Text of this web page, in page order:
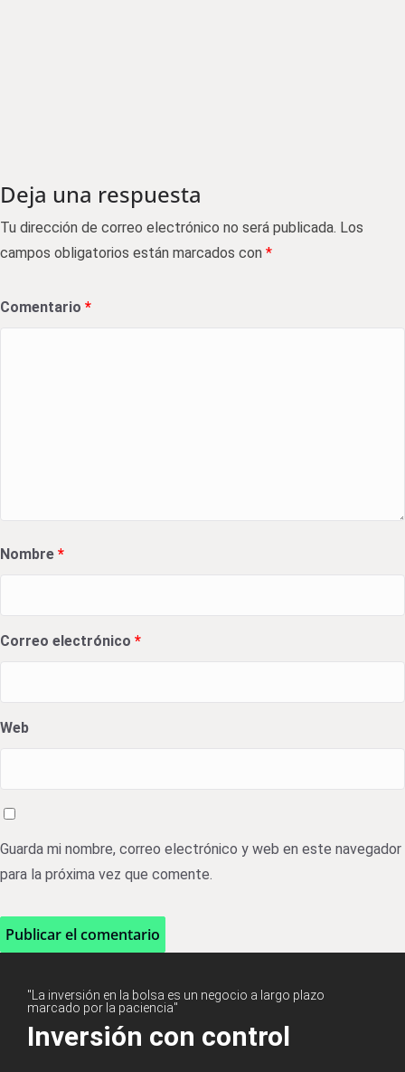
Deja una respuesta
Tu dirección de correo electrónico no será publicada. Los
campos obligatorios están marcados con *
Comentario *
Nombre *
Correo electrónico *
Web
Guarda mi nombre, correo electrónico y web en este navegador
para la próxima vez que comente.
"La inversión en la bolsa es un negocio a largo plazo
marcado por la paciencia"
Inversión con control